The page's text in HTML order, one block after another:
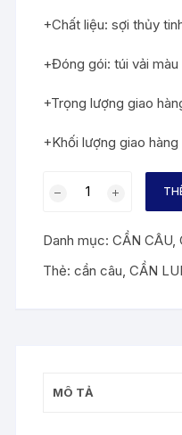
+Chất liệu: sợi thủy
+Đóng gói: túi vải màu
+Trọng lượng giao
+Khối lượng giao
LEO
số
Danh mục:CẦN CÂU ,
Thẻ:cần câu ,CẦN
MÔ TẢ